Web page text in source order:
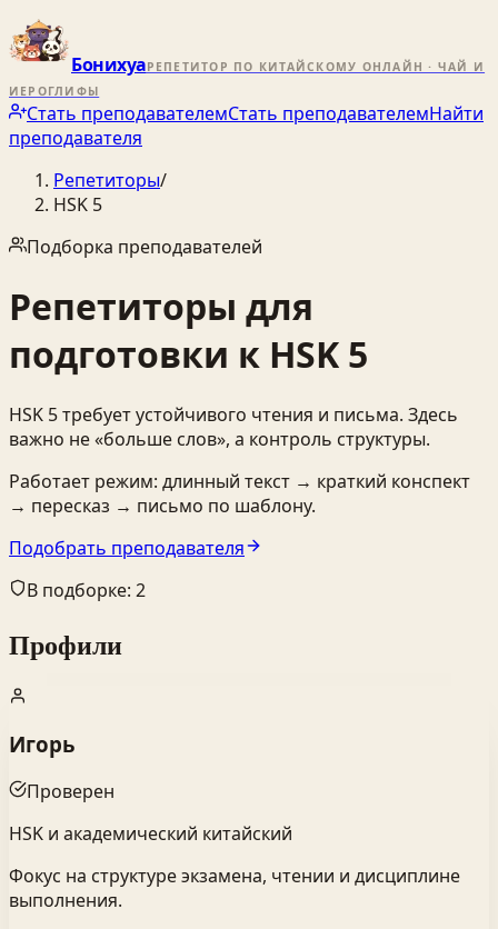
БонихуаРЕПЕТИТОР ПО КИТАЙСКОМУ ОНЛАЙН · ЧАЙ И
ИЕРОГЛИФЫ
Стать преподавателемСтать преподавателемНайти
преподавателя
Репетиторы/
HSK 5
Подборка преподавателей
Репетиторы для
подготовки к HSK 5
HSK 5 требует устойчивого чтения и письма. Здесь
важно не «больше слов», а контроль структуры.
Работает режим: длинный текст → краткий конспект
→ пересказ → письмо по шаблону.
Подобрать преподавателя
В подборке: 2
Профили
Игорь
Проверен
HSK и академический китайский
Фокус на структуре экзамена, чтении и дисциплине
выполнения.